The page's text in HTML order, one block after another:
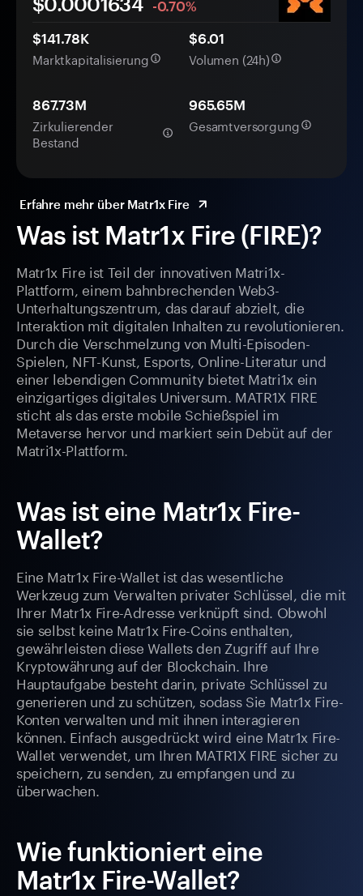
Was ist Matr1x Fire (FIRE)?
Matr1x Fire ist Teil der innovativen Matri1x-
Plattform, einem bahnbrechenden Web3-
Unterhaltungszentrum, das darauf abzielt, die
Interaktion mit digitalen Inhalten zu revolutionieren.
Durch die Verschmelzung von Multi-Episoden-
Spielen, NFT-Kunst, Esports, Online-Literatur und
einer lebendigen Community bietet Matri1x ein
einzigartiges digitales Universum. MATR1X FIRE
sticht als das erste mobile Schießspiel im
Metaverse hervor und markiert sein Debüt auf der
Matri1x-Plattform.
Was ist eine Matr1x Fire-
Wallet?
Eine Matr1x Fire-Wallet ist das wesentliche
Werkzeug zum Verwalten privater Schlüssel, die mit
Ihrer Matr1x Fire-Adresse verknüpft sind. Obwohl
sie selbst keine Matr1x Fire-Coins enthalten,
gewährleisten diese Wallets den Zugriff auf Ihre
Kryptowährung auf der Blockchain. Ihre
Hauptaufgabe besteht darin, private Schlüssel zu
generieren und zu schützen, sodass Sie Matr1x Fire-
Konten verwalten und mit ihnen interagieren
können. Einfach ausgedrückt wird eine Matr1x Fire-
Wallet verwendet, um Ihren MATR1X FIRE sicher zu
speichern, zu senden, zu empfangen und zu
überwachen.
Wie funktioniert eine
Matr1x Fire-Wallet?
-0.70%
$141.78K
Marktkapitalisierung
$6.01
Volumen (24h)
867.73M
Zirkulierender
Bestand
965.65M
Gesamtversorgung
Erfahre mehr über Matr1x Fire